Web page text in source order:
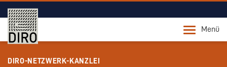
Menü
DIRO-NETZWERK-KANZLEI